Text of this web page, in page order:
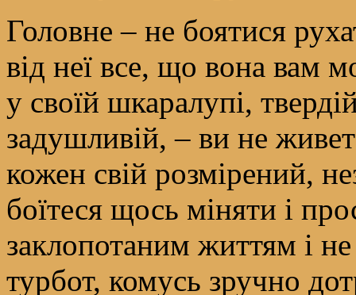
Головне – не боятися
від неї все, що вона вам
у своїй шкаралупі,
задушливій, – ви не
кожен свій розмірений,
боїтеся щось міняти і
заклопотаним життям і
турбот, комусь зручно